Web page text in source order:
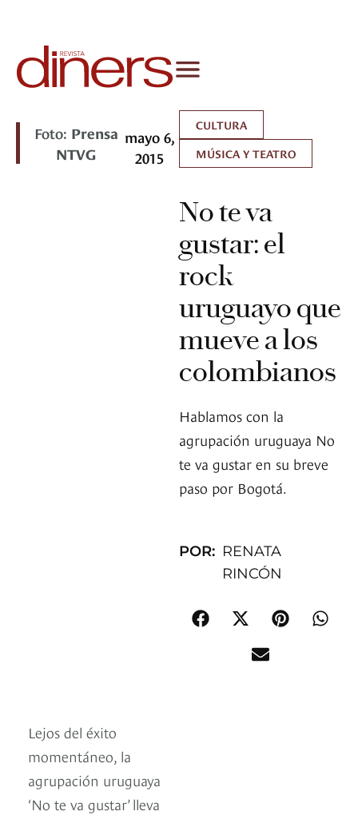
Foto: Prensa
NTVG
mayo 6,
2015
CULTURA
MÚSICA Y TEATRO
No te va
gustar: el
rock
uruguayo que
mueve a los
colombianos
Hablamos con la
agrupación uruguaya No
te va gustar en su breve
paso por Bogotá.
POR: RENATA
RINCÓN
Lejos del éxito
momentáneo, la
agrupación uruguaya
‘No te va gustar’ lleva